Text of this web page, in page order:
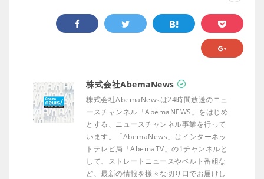
株式会社AbemaNews
株式会社AbemaNewsは24時間放送のニュ
ースチャンネル「AbemaNEWS」をはじめ
とする、ニュースチャンネル事業を行って
います。「AbemaNews」はインターネッ
トテレビ局「AbemaTV」の1チャンネルと
して、ストレートニュースやベルト番組な
ど、最新の情報を様々な切り口でお届けし